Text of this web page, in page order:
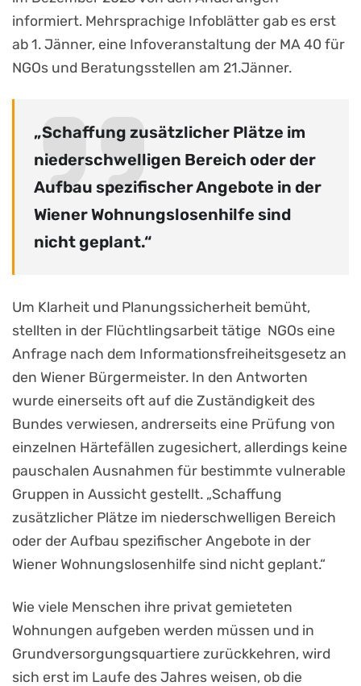
informiert. Mehrsprachige Infoblätter gab es erst
ab 1. Jänner, eine Infoveranstaltung der MA 40 für
NGOs und Beratungsstellen am 21.Jänner.
„Schaffung zusätzlicher Plätze im
niederschwelligen Bereich oder der
Aufbau spezifischer Angebote in der
Wiener Wohnungslosenhilfe sind
nicht geplant.“
Um Klarheit und Planungssicherheit bemüht,
stellten in der Flüchtlingsarbeit tätige NGOs eine
Anfrage nach dem Informationsfreiheitsgesetz an
den Wiener Bürgermeister. In den Antworten
wurde einerseits oft auf die Zuständigkeit des
Bundes verwiesen, andrerseits eine Prüfung von
einzelnen Härtefällen zugesichert, allerdings keine
pauschalen Ausnahmen für bestimmte vulnerable
Gruppen in Aussicht gestellt. „Schaffung
zusätzlicher Plätze im niederschwelligen Bereich
oder der Aufbau spezifischer Angebote in der
Wiener Wohnungslosenhilfe sind nicht geplant.“
Wie viele Menschen ihre privat gemieteten
Wohnungen aufgeben werden müssen und in
Grundversorgungsquartiere zurückkehren, wird
sich erst im Laufe des Jahres weisen, ob die